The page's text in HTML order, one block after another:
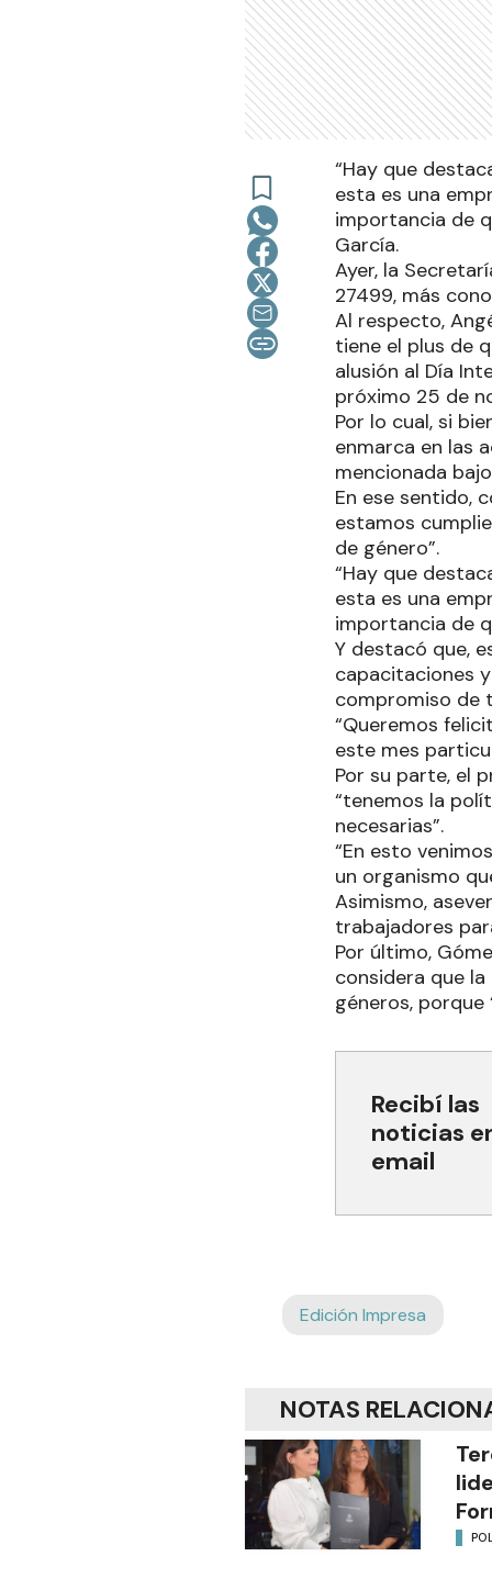
“Hay que
esta es una
importancia de
García.
Ayer, la
27499, más
Al respecto,
tiene el plus de
alusión al Día
próximo 25 de
Por lo cual, si
enmarca en las
mencionada
En ese sentido,
estamos
de género”.
“Hay que
esta es una
importancia de
Y destacó que,
capacitaciones
compromiso de
“Queremos
este mes
Por su parte, el
“tenemos la
necesarias”.
“En esto
un organismo
Asimismo,
trabajadores
Por último,
considera que
géneros, porque
Recibí las
noticias
email
Edición Impresa
NOTAS